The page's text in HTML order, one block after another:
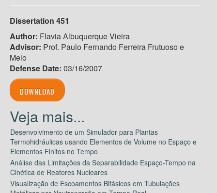
Dissertation 451
Author: Flavia Albuquerque Vieira
Advisor: Prof. Paulo Fernando Ferreira Frutuoso e
Melo
Defense Date: 03/16/2007
DOWNLOAD
Desenvolvimento de um Simulador para Plantas
Termohidráulicas usando Elementos de Volume no Espaço e
Elementos Finitos no Tempo
Análise das Limitações da Separabilidade Espaço-Tempo na
Cinética de Reatores Nucleares
Visualização de Escoamentos Bifásicos em Tubulações